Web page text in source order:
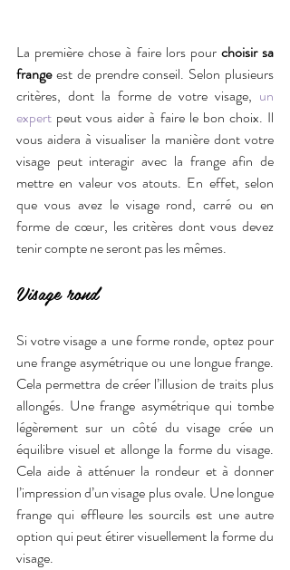
La première chose à faire lors pour choisir sa
frange est de prendre conseil. Selon plusieurs
critères, dont la forme de votre visage, un
expert peut vous aider à faire le bon choix. Il
vous aidera à visualiser la manière dont votre
visage peut interagir avec la frange afin de
mettre en valeur vos atouts. En effet, selon
que vous avez le visage rond, carré ou en
forme de cœur, les critères dont vous devez
tenir compte ne seront pas les mêmes.
Visage rond
Si votre visage a une forme ronde, optez pour
une frange asymétrique ou une longue frange.
Cela permettra de créer l’illusion de traits plus
allongés. Une frange asymétrique qui tombe
légèrement sur un côté du visage crée un
équilibre visuel et allonge la forme du visage.
Cela aide à atténuer la rondeur et à donner
l’impression d’un visage plus ovale. Une longue
frange qui effleure les sourcils est une autre
option qui peut étirer visuellement la forme du
visage.